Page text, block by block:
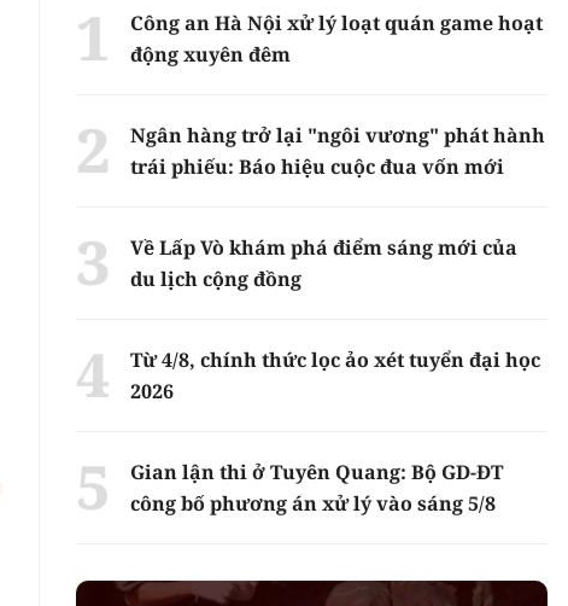
Công an Hà Nội xử lý loạt quán game hoạt
động xuyên đêm
Ngân hàng trở lại "ngôi vương" phát hành
trái phiếu: Báo hiệu cuộc đua vốn mới
Về Lấp Vò khám phá điểm sáng mới của
du lịch cộng đồng
Từ 4/8, chính thức lọc ảo xét tuyển đại học
2026
Gian lận thi ở Tuyên Quang: Bộ GD-ĐT
công bố phương án xử lý vào sáng 5/8